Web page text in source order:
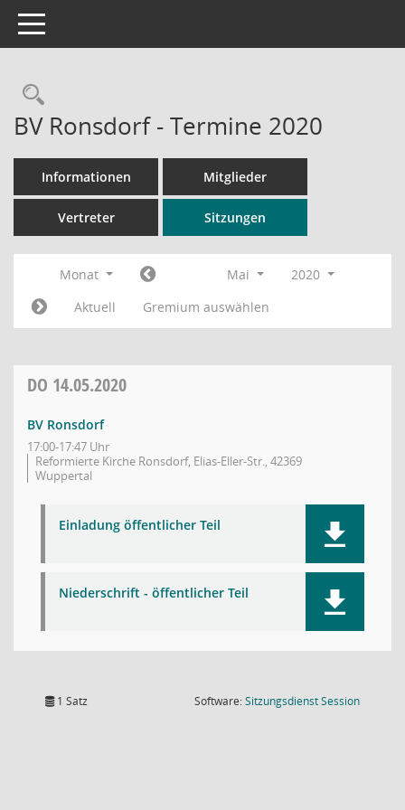
Toggle navigation
Rechercheauswahl
BV Ronsdorf - Termine 2020
Informationen Mitglieder
Vertreter Sitzungen
Monat Mai
2020
Aktuell
Gremium auswählen
DO 14.05.2020
BV Ronsdorf
17:00-17:47 Uhr
Reformierte Kirche Ronsdorf, Elias-Eller-Str., 42369
Wuppertal
Einladung öffentlicher Teil
Niederschrift - öffentlicher Teil
1 Satz Software:SitzungsdienstSession(Wird in